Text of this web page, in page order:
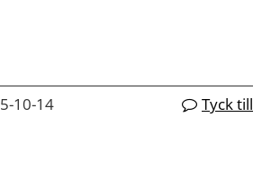
10-14 Tyck till